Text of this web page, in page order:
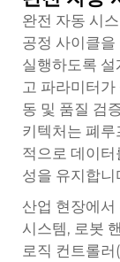
완전 자동 시
공정 사이클
실행하도록
고 파라미터
동 및 품질 검
키텍처는 폐
적으로 데이
성을 유지합니
산업 현장에
시스템, 로봇
로직 컨트롤